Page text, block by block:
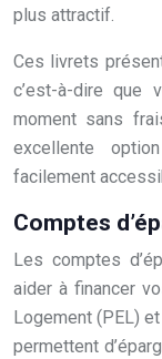
plus attractif.
Ces livrets
c’est-à-dire que
moment sans
excellente
facilement
Comptes
Les comptes
aider à financer
Logement (PEL)
permettent